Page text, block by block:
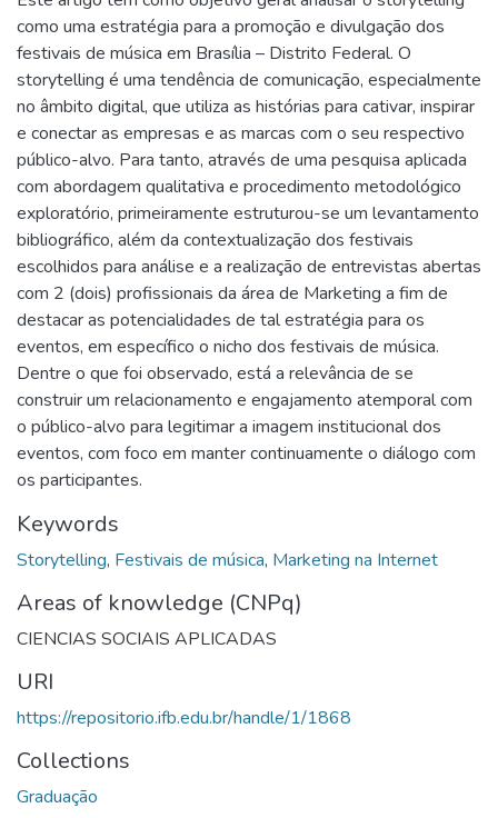
como uma estratégia para a promoção e divulgação dos
festivais de música em Brasília – Distrito Federal. O
storytelling é uma tendência de comunicação, especialmente
no âmbito digital, que utiliza as histórias para cativar, inspirar
e conectar as empresas e as marcas com o seu respectivo
público-alvo. Para tanto, através de uma pesquisa aplicada
com abordagem qualitativa e procedimento metodológico
exploratório, primeiramente estruturou-se um levantamento
bibliográfico, além da contextualização dos festivais
escolhidos para análise e a realização de entrevistas abertas
com 2 (dois) profissionais da área de Marketing a fim de
destacar as potencialidades de tal estratégia para os
eventos, em específico o nicho dos festivais de música.
Dentre o que foi observado, está a relevância de se
construir um relacionamento e engajamento atemporal com
o público-alvo para legitimar a imagem institucional dos
eventos, com foco em manter continuamente o diálogo com
os participantes.
Keywords
Storytelling, Festivais de música, Marketing na Internet
Areas of knowledge (CNPq)
CIENCIAS SOCIAIS APLICADAS
URI
https://repositorio.ifb.edu.br/handle/1/1868
Collections
Graduação